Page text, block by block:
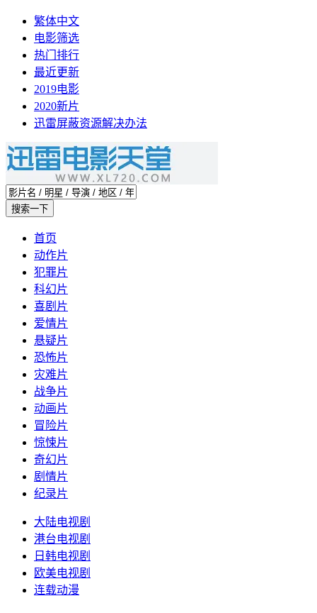
繁体中文
电影筛选
热门排行
最近更新
2019电影
2020新片
迅雷屏蔽资源解决办法
首页
动作片
犯罪片
科幻片
喜剧片
爱情片
悬疑片
恐怖片
灾难片
战争片
动画片
冒险片
惊悚片
奇幻片
剧情片
纪录片
大陆电视剧
港台电视剧
日韩电视剧
欧美电视剧
连载动漫